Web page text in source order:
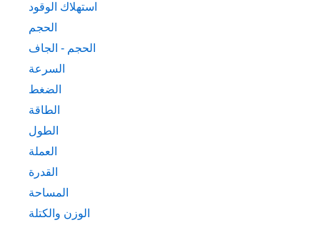
استهلاك الوقود
الحجم
الحجم - الجاف
السرعة
الضغط
الطاقة
الطول
العملة
القدرة
المساحة
الوزن والكتلة